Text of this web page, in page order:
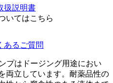
扱説明書
いてはこちら
あるご質問
プはドージング用途におい
両立しています。耐薬品性の